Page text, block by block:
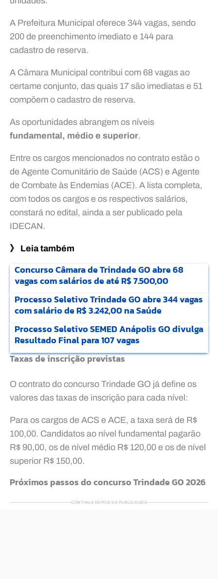
A Prefeitura Municipal oferece 344 vagas, sendo
200 de preenchimento imediato e 144 para
cadastro de reserva.
A Câmara Municipal contribui com 68 vagas ao
certame conjunto, das quais 17 são imediatas e 51
compõem o cadastro de reserva.
As oportunidades abrangem os níveis
fundamental, médio e superior.
Entre os cargos mencionados no contrato estão o
de Agente Comunitário de Saúde (ACS) e Agente
de Combate às Endemias (ACE). A lista completa,
com todos os cargos e os respectivos salários,
constará no edital, ainda a ser publicado pela
IDECAN.
》 Leia também
Concurso Câmara de Trindade GO abre 68
vagas com salários de até R$ 7.500,00
Processo Seletivo Trindade GO abre 344 vagas
com salário de R$ 3.242,00 na Saúde
Processo Seletivo SEMED Anápolis GO divulga
Resultado Final para 107 vagas
Taxas de inscrição previstas
O contrato do concurso Trindade GO já define os
valores das taxas de inscrição para cada nível:
Para os cargos de ACS e ACE, a taxa será de R$
100,00. Candidatos ao nível fundamental pagarão
R$ 90,00, os de nível médio R$ 120,00 e os de nível
superior R$ 150,00.
Próximos passos do concurso Trindade GO 2026
CONTINUA DEPOIS DA PUBLICIDADE